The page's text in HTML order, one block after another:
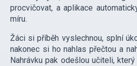
procvičovat, a aplikace
míru.
Žáci si příběh vyslechnou, splní
nakonec si ho nahlas přečtou a
Nahrávku pak odešlou učiteli,